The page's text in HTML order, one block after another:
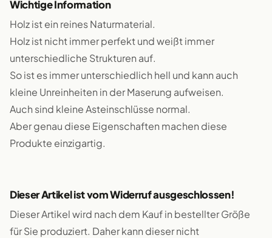
Wichtige Information
Holz ist ein reines Naturmaterial.
Holz ist nicht immer perfekt und weißt immer
unterschiedliche Strukturen auf.
So ist es immer unterschiedlich hell und kann auch
kleine Unreinheiten in der Maserung aufweisen.
Auch sind kleine Asteinschlüsse normal.
Aber genau diese Eigenschaften machen diese
Produkte einzigartig.
Dieser Artikel ist vom Widerruf ausgeschlossen!
Dieser Artikel wird nach dem Kauf in bestellter Größe
für Sie produziert. Daher kann dieser nicht